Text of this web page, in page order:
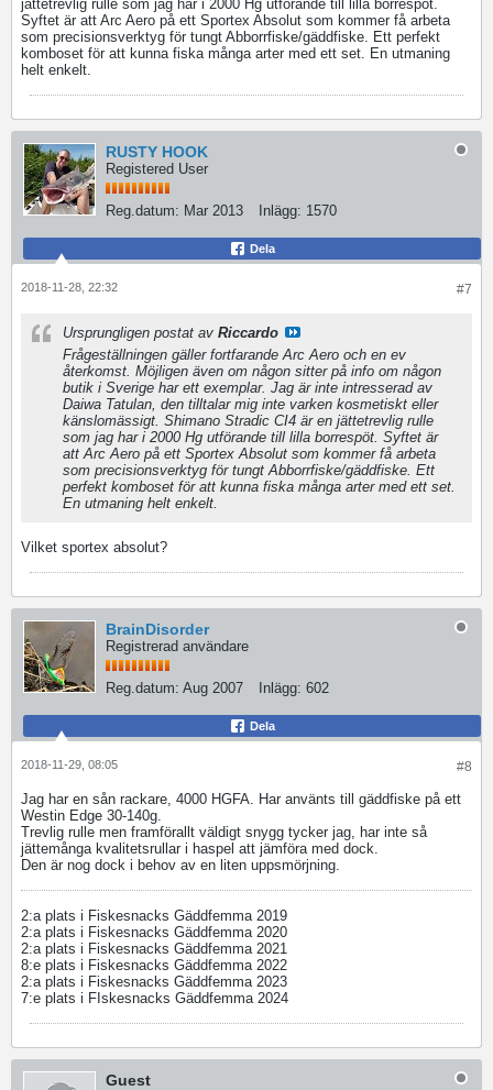
jättetrevlig rulle som jag har i 2000 Hg utförande till lilla borrespöt.
Syftet är att Arc Aero på ett Sportex Absolut som kommer få arbeta
som precisionsverktyg för tungt Abborrfiske/gäddfiske. Ett perfekt
komboset för att kunna fiska många arter med ett set. En utmaning
helt enkelt.
RUSTY HOOK
Registered User
Reg.datum: Mar 2013 Inlägg: 1570
Dela
#7
2018-11-28, 22:32
Ursprungligen postat av Riccardo
Frågeställningen gäller fortfarande Arc Aero och en ev
återkomst. Möjligen även om någon sitter på info om någon
butik i Sverige har ett exemplar. Jag är inte intresserad av
Daiwa Tatulan, den tilltalar mig inte varken kosmetiskt eller
känslomässigt. Shimano Stradic CI4 är en jättetrevlig rulle
som jag har i 2000 Hg utförande till lilla borrespöt. Syftet är
att Arc Aero på ett Sportex Absolut som kommer få arbeta
som precisionsverktyg för tungt Abborrfiske/gäddfiske. Ett
perfekt komboset för att kunna fiska många arter med ett set.
En utmaning helt enkelt.
Vilket sportex absolut?
BrainDisorder
Registrerad användare
Reg.datum: Aug 2007 Inlägg: 602
Dela
#8
2018-11-29, 08:05
Jag har en sån rackare, 4000 HGFA. Har använts till gäddfiske på ett
Westin Edge 30-140g.
Trevlig rulle men framförallt väldigt snygg tycker jag, har inte så
jättemånga kvalitetsrullar i haspel att jämföra med dock.
Den är nog dock i behov av en liten uppsmörjning.
2:a plats i Fiskesnacks Gäddfemma 2019
2:a plats i Fiskesnacks Gäddfemma 2020
2:a plats i Fiskesnacks Gäddfemma 2021
8:e plats i Fiskesnacks Gäddfemma 2022
2:a plats i Fiskesnacks Gäddfemma 2023
7:e plats i FIskesnacks Gäddfemma 2024
Guest